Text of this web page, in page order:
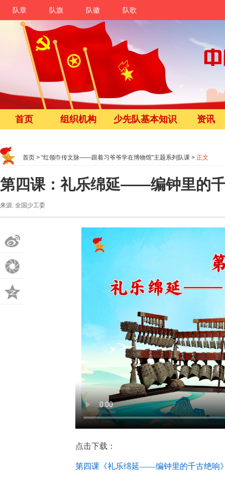
队章 队旗 队徽 队歌
首页 组织机构 少先队基本知识 资讯
首页 > “红领巾传文脉——跟着习爷爷学在博物馆”主题系列队课 > 正文
第四课：礼乐绵延——编钟里的
来源: 全国少工委
点击下载：
第四课《礼乐绵延——编钟里的千古绝响